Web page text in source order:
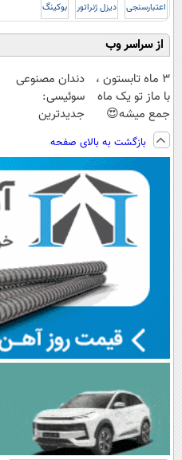
اعتبارسنجی دیزل ژنراتور بوکینگ
از سراسر وب
3 ماه تابستون ،
با ماز تو یک ماه
جمع میشه😍
دندان مصنوعی
سوئیسی:
جدیدترین
سبک و مقاوم |
پرداخت قسطی
بازگشت به بالای صفحه